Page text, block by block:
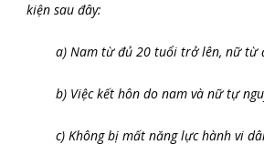
kiện sau đây:
a) Nam từ đủ 20 tuổi trở lên, nữ từ
b) Việc kết hôn do nam và nữ tự
c) Không bị mất năng lực hành vi